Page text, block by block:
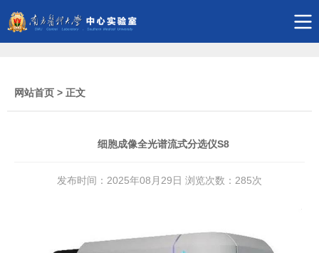
网站首页 > 正文
细胞成像全光谱流式分选仪S8
发布时间：2025年08月29日 浏览次数： 285次